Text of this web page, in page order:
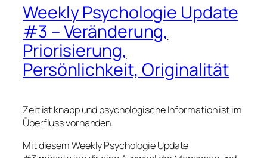
Weekly Psychologie Update
#3 – Veränderung,
Priorisierung,
Persönlichkeit, Originalität
Zeit ist knapp und psychologische Information ist im
Überfluss vorhanden.
Mit diesem Weekly Psychologie Update